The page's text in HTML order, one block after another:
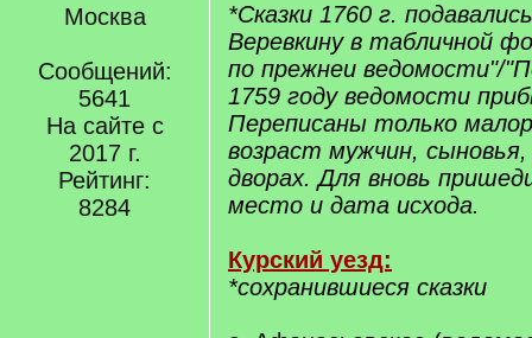
Москва
Сообщений:
5641
На сайте с
2017 г.
Рейтинг:
8284
*Сказки 1760 г.
Веревкину в табличной
по прежнеи ведомости"/
1759 году ведомости
Переписаны только
возраст мужчин, сыновья,
дворах. Для вновь
место и дата исхода.
Курский уезд:
*сохранившиеся сказки